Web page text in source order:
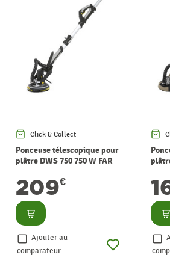
Click & Collect
Ponceuse télescopique pour
plâtre DWS 750 750 W FAR
209€
Consulter
Ajouter au
comparateur